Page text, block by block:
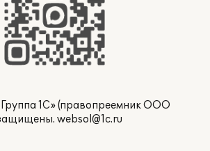
1С» (правопреемник ООО
websol@1c.ru